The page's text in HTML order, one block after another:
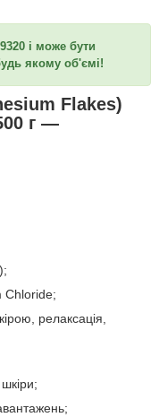
і може бути
якому об'ємі!
Flakes)
г —
Chloride;
релаксація,